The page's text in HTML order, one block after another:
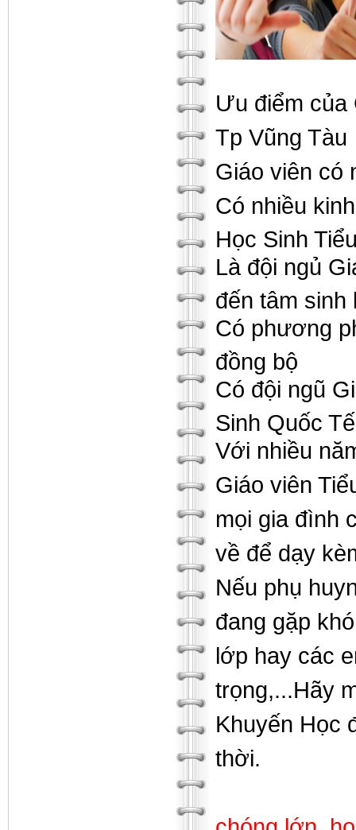
Ưu điểm của
Tp Vũng Tàu
Giáo viên có
Có nhiều
Học Sinh
Là đội ngủ
đến tâm sinh
Có phương
đồng bộ
Có đội ngũ
Sinh Quốc Tế
Với nhiều
Giáo viên
mọi gia đình
về để dạy
Nếu phụ
đang gặp
lớp hay các
trọng,...Hãy
Khuyến Học
thời.